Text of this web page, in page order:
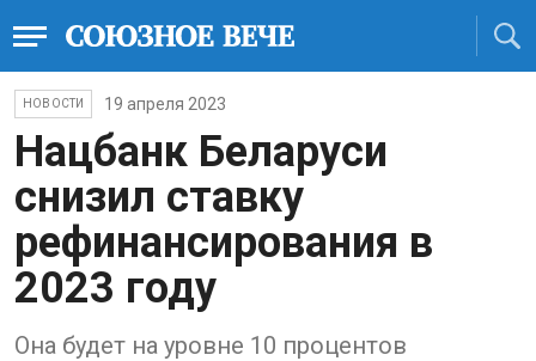
НОВОСТИ 19 апреля 2023
Нацбанк Беларуси
снизил ставку
рефинансирования в
2023 году
Она будет на уровне 10 процентов